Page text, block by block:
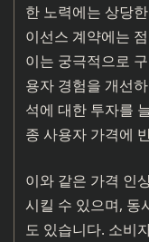
한 노력에는 상당
이선스 계약에는
이는 궁극적으로
용자 경험을 개선
석에 대한 투자를
종 사용자 가격에
이와 같은 가격 인
시킬 수 있으며, 동
도 있습니다. 소비